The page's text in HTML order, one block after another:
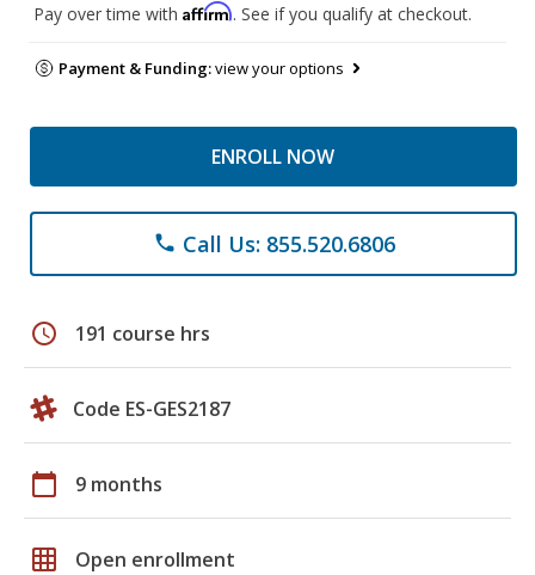
Pay over time with Affirm. See if you qualify at checkout.
Payment & Funding:view your options
ENROLL NOW
phone Call Us: 855.520.6806
schedule 191 course hrs
Code ES-GES2187
calendar_today 9 months
grid_on Open enrollment